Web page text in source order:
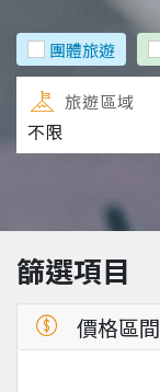
團體旅遊
旅遊區域
篩選項目
價格區間